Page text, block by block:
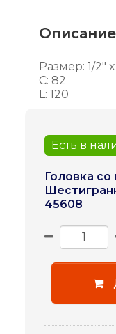
Описание
Размер: 1/2"
С: 82
L: 120
Есть в
Головка со
45608